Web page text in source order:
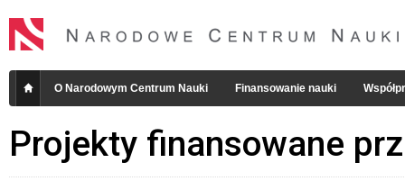
O Narodowym Centrum Nauki Finansowanie nauki
Projekty finansowane